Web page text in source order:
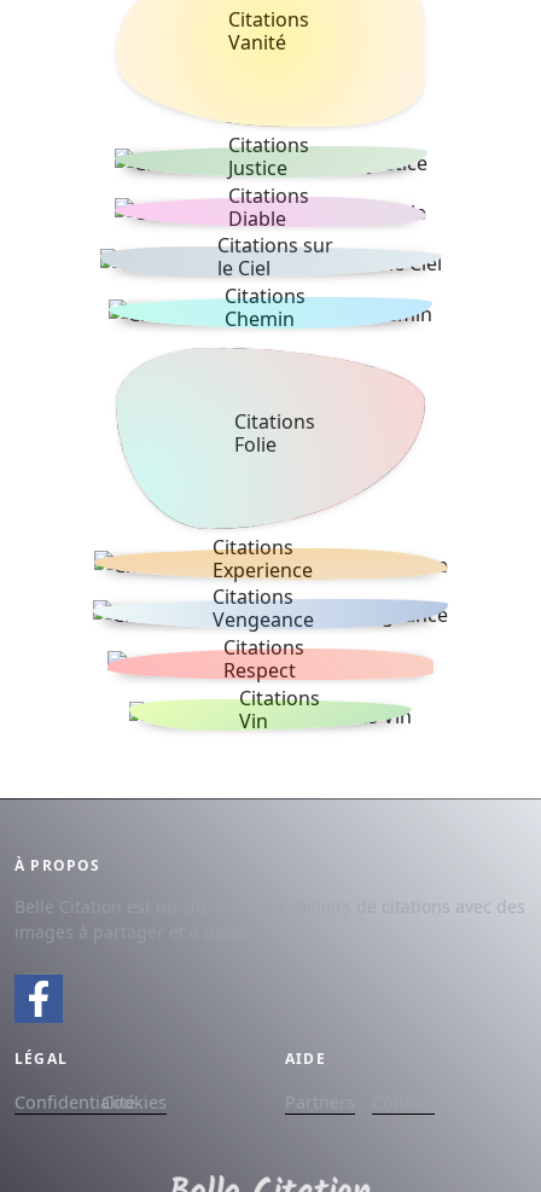
Citations
Vanité
Citations
Justice
Citations
Diable
Citations sur
le Ciel
Citations
Chemin
Citations
Folie
Citations
Experience
Citations
Vengeance
Citations
Respect
Citations
Vin
À PROPOS
Belle Citation est un site avec des milliers de citations avec des
images à partager et à dédier.
LÉGAL
ConfidentialitéCookies
AIDE
Partners